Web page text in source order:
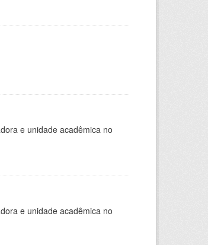
e unidade acadêmica no
e unidade acadêmica no